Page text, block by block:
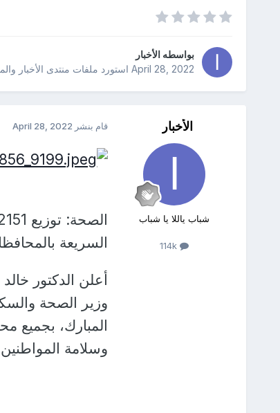
بواسطه الأخبار
April 28, 2022استورد ملفات منتدى الأخبار
الأخبار
شباب ياللا يا شباب
114k
قام بنشر April 28, 2022
السريعة
أعلن الدكتور
وزير الصحة
المبارك، بجميع
وسلامة